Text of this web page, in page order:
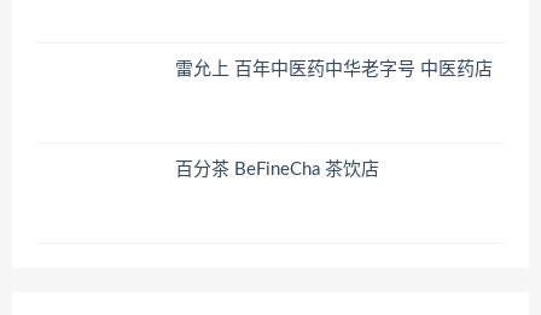
雷允上 百年中医药中华老字号 中医药店
百分茶 BeFineCha 茶饮店